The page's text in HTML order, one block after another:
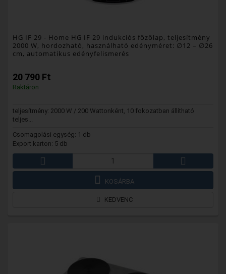
HG IF 29 - Home HG IF 29 indukciós főzőlap, teljesítmény
2000 W, hordozható, használható edényméret: ∅12 – ∅26
cm, automatikus edényfelismerés
20 790 Ft
Raktáron
teljesítmény: 2000 W / 200 Wattonként, 10 fokozatban állítható
teljes...
Csomagolási egység: 1 db
Export karton: 5 db
KOSÁRBA
KEDVENC